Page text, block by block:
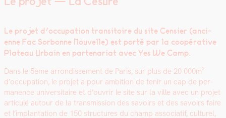
Le pro­jet d’oc­cu­pa­tion tran­si­toire du site Cen­si­er (anci­
enne Fac Sor­bonne Nou­velle) est porté par la coopéra­tive
Plateau Urbain en parte­nar­i­at avec Yes We Camp.
Dans le 5ème arrondisse­ment de Paris, sur plus de 20 000m²
d’occupation, le pro­jet a pour ambi­tion de tenir un cap de per­
ma­nence uni­ver­si­taire et d’ou­vrir le site sur la ville avec un pro­jet
artic­ulé autour de la trans­mis­sion des savoirs et des savoirs faire
et l’im­plan­ta­tion de 150 struc­tures du champ asso­ci­atif, cul­turel,